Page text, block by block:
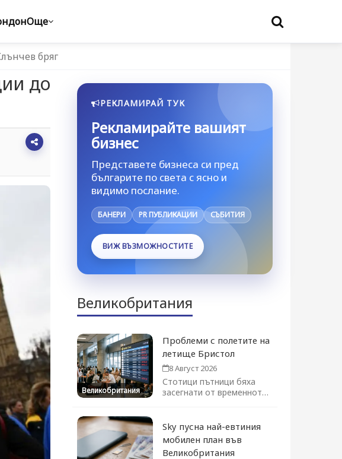
Още
бряг
до
РЕКЛАМИРАЙ ТУК
Рекламирайте вашият
бизнес
Представете бизнеса си пред
българите по света с ясно и
видимо послание.
БАНЕРИ PR ПУБЛИКАЦИИ СЪБИТИЯ
ВИЖ ВЪЗМОЖНОСТИТЕ
Великобритания
Великобритания
Проблеми с полетите на
летище Бристол
8 Август 2026
Стотици пътници бяха
засегнати от временното
възстановява...
Sky пусна най-евтиния
мобилен план във
Великобритания